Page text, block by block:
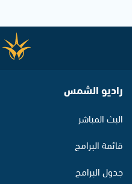
راديو الشمس
البث المباشر
قائمة البرامج
جدول البرامج